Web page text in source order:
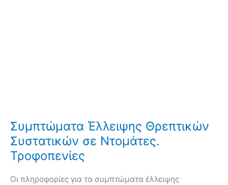
Συμπτώματα Έλλειψης Θρεπτικών
Συστατικών σε Ντομάτες.
Τροφοπενίες
Οι πληροφορίες για τα συμπτώματα έλλειψης